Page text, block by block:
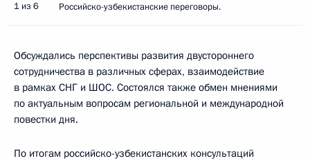
1 из 6 Российско-узбекистанские переговоры.
Обсуждались перспективы развития двустороннего
сотрудничества в различных сферах, взаимодействие
в рамках СНГ и ШОС. Состоялся также обмен мнениями
по актуальным вопросам региональной и международной
повестки дня.
По итогам российско-узбекистанских консультаций